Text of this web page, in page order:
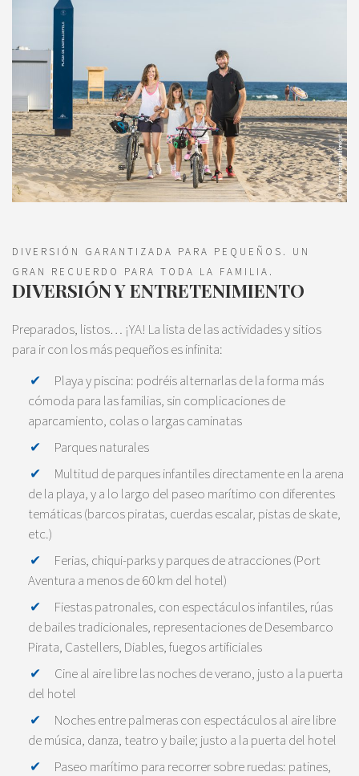
DIVERSIÓN GARANTIZADA PARA PEQUEÑOS. UN
GRAN RECUERDO PARA TODA LA FAMILIA.
DIVERSIÓN Y ENTRETENIMIENTO
Preparados, listos… ¡YA! La lista de las actividades y sitios
para ir con los más pequeños es infinita:
Playa y piscina: podréis alternarlas de la forma más
cómoda para las familias, sin complicaciones de
aparcamiento, colas o largas caminatas
Parques naturales
Multitud de parques infantiles directamente en la arena
de la playa, y a lo largo del paseo marítimo con diferentes
temáticas (barcos piratas, cuerdas escalar, pistas de skate,
etc.)
Ferias, chiqui-parks y parques de atracciones (Port
Aventura a menos de 60 km del hotel)
Fiestas patronales, con espectáculos infantiles, rúas
de bailes tradicionales, representaciones de Desembarco
Pirata, Castellers, Diables, fuegos artificiales
Cine al aire libre las noches de verano, justo a la puerta
del hotel
Noches entre palmeras con espectáculos al aire libre
de música, danza, teatro y baile; justo a la puerta del hotel
Paseo marítimo para recorrer sobre ruedas: patines,